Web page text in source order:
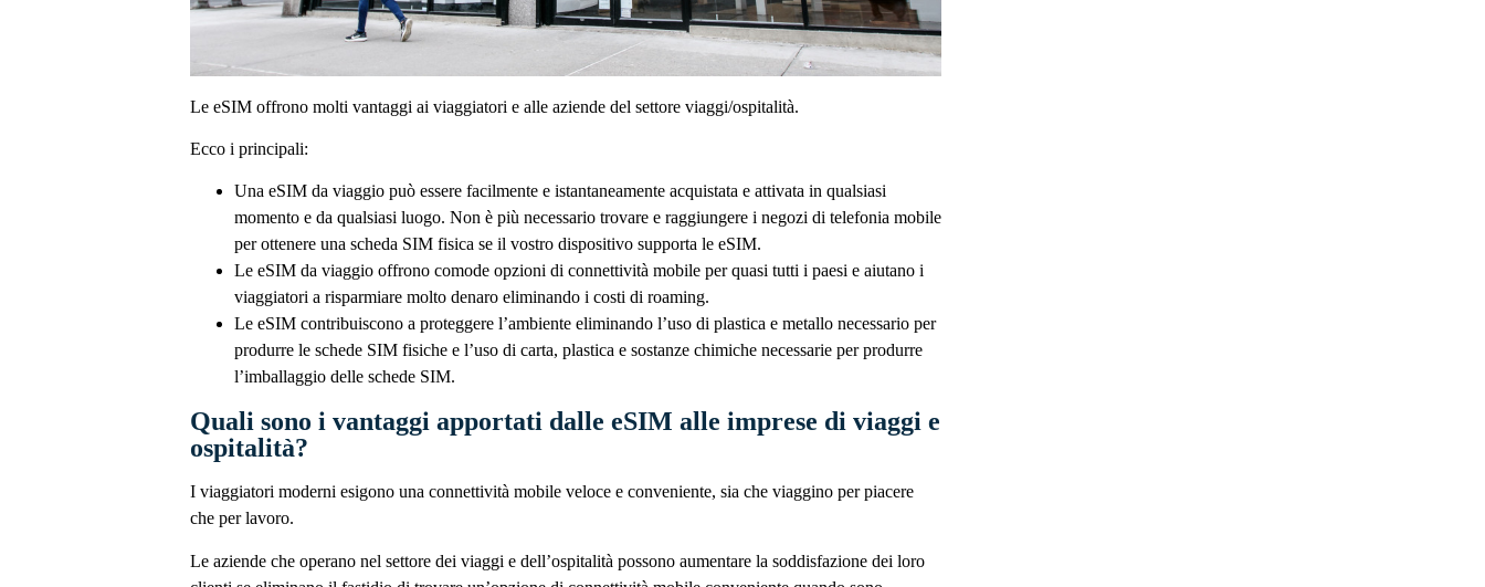
Le eSIM offrono molti vantaggi ai viaggiatori e alle aziende del settore viaggi/ospitalità.
Ecco i principali:
Una eSIM da viaggio può essere facilmente e istantaneamente acquistata e attivata in qualsiasi
momento e da qualsiasi luogo. Non è più necessario trovare e raggiungere i negozi di telefonia mobile
per ottenere una scheda SIM fisica se il vostro dispositivo supporta le eSIM.
Le eSIM da viaggio offrono comode opzioni di connettività mobile per quasi tutti i paesi e aiutano i
viaggiatori a risparmiare molto denaro eliminando i costi di roaming.
Le eSIM contribuiscono a proteggere l’ambiente eliminando l’uso di plastica e metallo necessario per
produrre le schede SIM fisiche e l’uso di carta, plastica e sostanze chimiche necessarie per produrre
l’imballaggio delle schede SIM.
Quali sono i vantaggi apportati dalle eSIM alle imprese di viaggi e
ospitalità?
I viaggiatori moderni esigono una connettività mobile veloce e conveniente, sia che viaggino per piacere
che per lavoro.
Le aziende che operano nel settore dei viaggi e dell’ospitalità possono aumentare la soddisfazione dei loro